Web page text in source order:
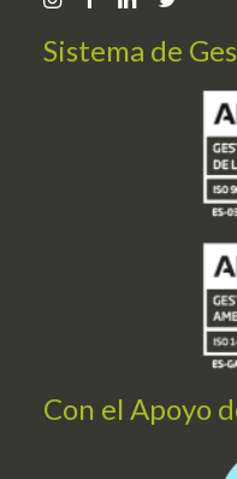
Sistema de
Con el Apoyo